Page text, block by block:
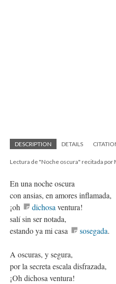
DESCRIPTION DETAILS
Lectura de "Noche oscura" recitada por
En una noche oscura
con ansias, en amores inflamada,
¡oh
dichosaventura!
salí sin ser notada,
estando ya mi casa
sosegada.
A oscuras, y segura,
por la secreta escala disfrazada,
¡Oh dichosa ventura!